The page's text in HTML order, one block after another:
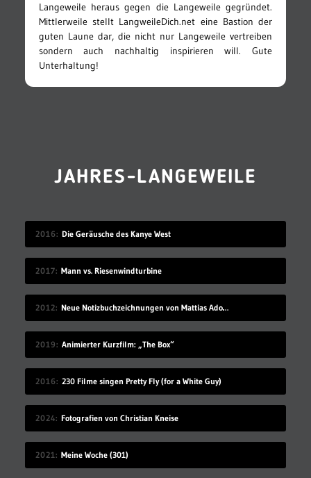
Langeweile heraus gegen die Langeweile gegründet.
Mittlerweile stellt LangweileDich.net eine Bastion der
guten Laune dar, die nicht nur Langeweile vertreiben
sondern auch nachhaltig inspirieren will. Gute
Unterhaltung!
JAHRES-LANGEWEILE
2016 Die Geräusche des Kanye West
2017 Mann vs. Riesenwindturbine
2012 Neue Notizbuchzeichnungen von Mattias Adolfsson
2019 Animierter Kurzfilm: „The Box“
2016 230 Filme singen Pretty Fly (for a White Guy)
2024 Fotografien von Christian Kneise
2021 Meine Woche (301)